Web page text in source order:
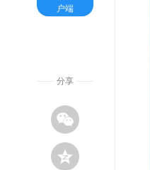
户端
分享